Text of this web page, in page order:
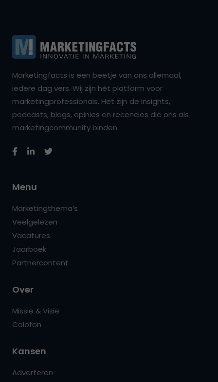
Marketingfacts is een beetje van ons allemaal,
iedere dag vers. Wij zijn hét platform voor
marketingprofessionals. Het zijn de insights,
podcasts, blogs, opinies en recencies die ons als
marketingcommunity binden.
Menu
Marketingthema’s
Veelgelezen
Vacatures
Jaarboek
Partnercontent
Over
Missie & Visie
Colofon
Kansen
Adverteren